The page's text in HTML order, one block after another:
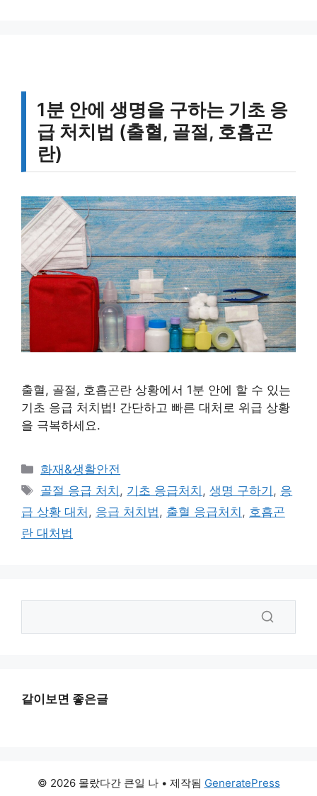
1분 안에 생명을 구하는 기초 응
급 처치법 (출혈, 골절, 호흡곤
란)
출혈, 골절, 호흡곤란 상황에서 1분 안에 할 수 있는
기초 응급 처치법! 간단하고 빠른 대처로 위급 상황
을 극복하세요.
카
테
리
화재&생활안전
태
그
골절 응급 처치 , 기초 응급처치 ,생명 구하기 , 응
급 상황 대처 , 응급 처치법 , 출혈 응급처치 , 호흡곤
란 대처법
같이보면 좋은글
© 2026 몰랐다간 큰일 나• 제작됨 GeneratePress